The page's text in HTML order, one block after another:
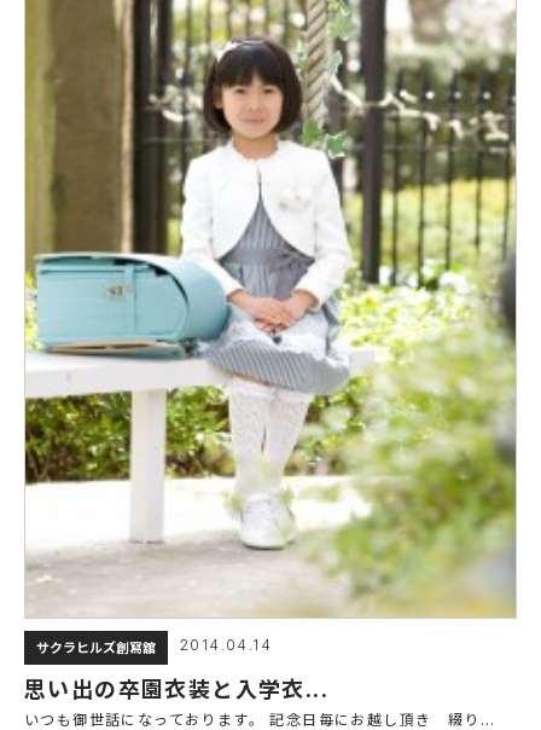
サクラヒルズ創寫舘 2014.04.14
思い出の卒園衣装と入学衣...
いつも御世話になっております。 記念日毎にお越し頂き 綴り...